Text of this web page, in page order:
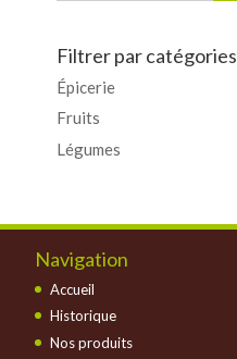
Filtrer par catégories
Épicerie
Fruits
Légumes
Navigation
Accueil
Historique
Nos produits